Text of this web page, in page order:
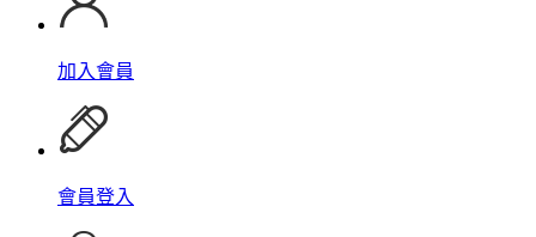
加入會員
會員登入